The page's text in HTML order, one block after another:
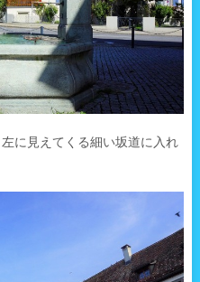
に見えてくる細い坂道に入れ